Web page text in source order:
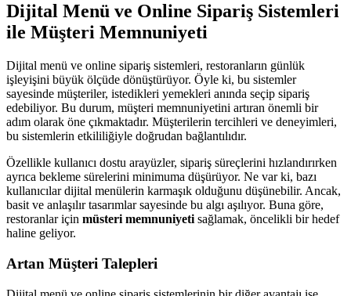
Dijital Menü ve Online Sipariş Sistemleri
ile Müşteri Memnuniyeti
Dijital menü ve online sipariş sistemleri, restoranların günlük
işleyişini büyük ölçüde dönüştürüyor. Öyle ki, bu sistemler
sayesinde müşteriler, istedikleri yemekleri anında seçip sipariş
edebiliyor. Bu durum, müşteri memnuniyetini artıran önemli bir
adım olarak öne çıkmaktadır. Müşterilerin tercihleri ve deneyimleri,
bu sistemlerin etkililiğiyle doğrudan bağlantılıdır.
Özellikle kullanıcı dostu arayüzler, sipariş süreçlerini hızlandırırken
ayrıca bekleme sürelerini minimuma düşürüyor. Ne var ki, bazı
kullanıcılar dijital menülerin karmaşık olduğunu düşünebilir. Ancak,
basit ve anlaşılır tasarımlar sayesinde bu algı aşılıyor. Buna göre,
restoranlar için müsteri memnuniyeti sağlamak, öncelikli bir hedef
haline geliyor.
Artan Müşteri Talepleri